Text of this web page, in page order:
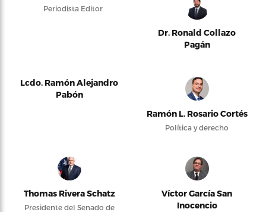
Periodista Editor
Dr. Ronald Collazo
Pagán
Lcdo. Ramón Alejandro
Pabón
Ramón L. Rosario Cortés
Política y derecho
Thomas Rivera Schatz
Presidente del Senado de
Víctor García San
Inocencio